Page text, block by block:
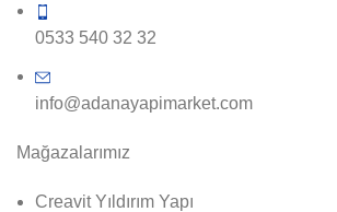
0533 540 32 32
info@adanayapimarket.com
Mağazalarımız
Creavit Yıldırım Yapı